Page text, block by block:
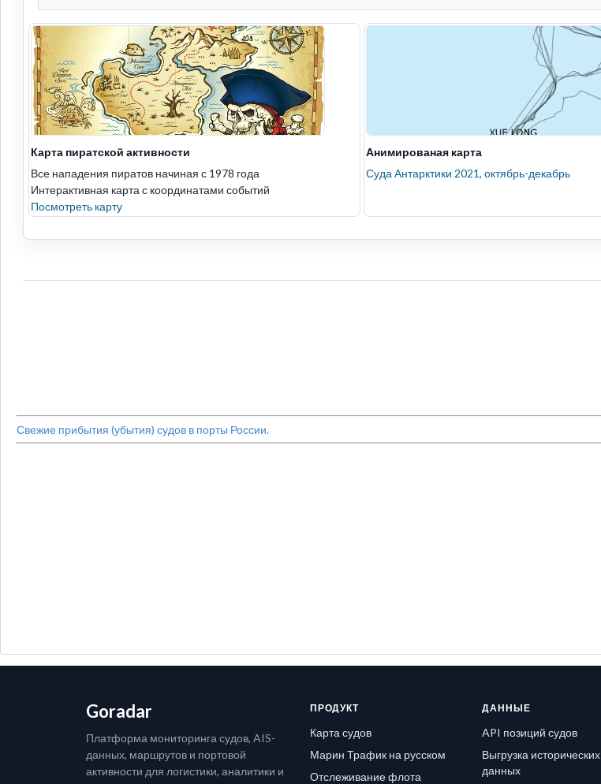
Карта пиратской активности
Все нападения пиратов начиная с 1978 года
Интерактивная карта с координатами событий
Посмотреть карту
Анимированая карта
Суда Антарктики 2021, октябрь-декабрь
Свежие прибытия (убытия) судов в порты России.
Goradar
Платформа мониторинга судов, AIS-
данных, маршрутов и портовой
активности для логистики, аналитики и
ПРОДУКТ
Карта судов
Марин Трафик на русском
Отслеживание флота
ДАННЫЕ
API позиций судов
Выгрузка исторических
данных